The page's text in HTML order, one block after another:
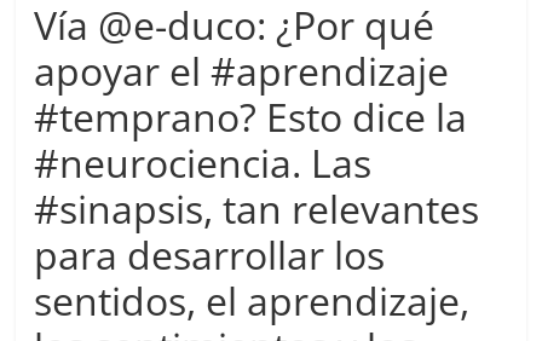
Conocimiento
Learn
more.
Do
more.
Be
more.
Vía @e-duco: ¿Por qué
apoyar el #aprendizaje
#temprano? Esto dice la
#neurociencia. Las
#sinapsis, tan relevantes
para desarrollar los
sentidos, el aprendizaje,